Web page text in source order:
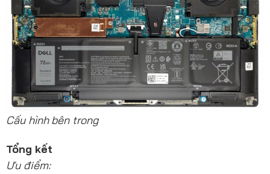
Cấu hình bên trong
Tổng kết
Ưu điểm: